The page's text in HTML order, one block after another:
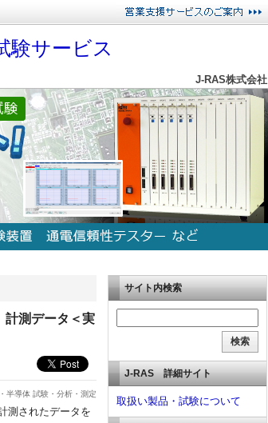
験サービス
J-RAS株式会社
測データ＜実
半導体 試験・分析・測定
測されたデータを
サイト内検索
J-RAS 詳細サイト
取扱い製品・試験について